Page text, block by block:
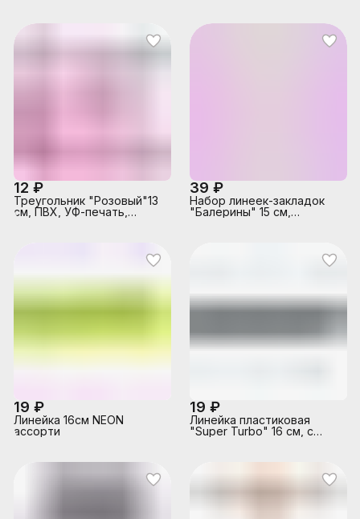
12 ₽
Треугольник "Розовый"13
см, ПВХ, УФ-печать,
39 ₽
Набор линеек-закладок
"Балерины" 15 см,
19 ₽
Линейка 16см NEON
ассорти
19 ₽
Линейка пластиковая
"Super Turbo" 16 см, с
маркировкой, с цветны